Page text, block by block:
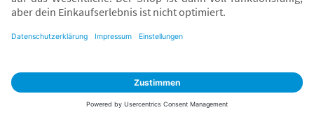
Rechtliches
Nr. 1 für Baby- & Kleinkindbedarf